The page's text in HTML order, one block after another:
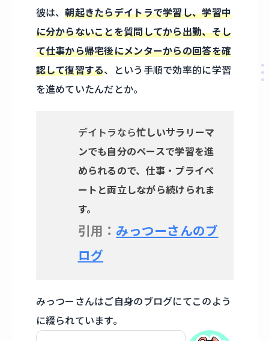
彼は、朝起きたらデイトラで学習し、学習中
に分からないことを質問してから出勤、そし
て仕事から帰宅後にメンターからの回答を確
認して復習する、という手順で効率的に学習
を進めていたんだとか。
デイトラなら忙しいサラリーマ
ンでも自分のペースで学習を進
められるので、仕事・プライベ
ートと両立しながら続けられま
す。
引用： みっつーさんのブ
ログ
みっつーさんはご自身のブログにてこのよう
に綴られています。